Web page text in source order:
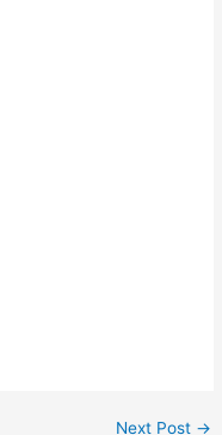
Next Post →